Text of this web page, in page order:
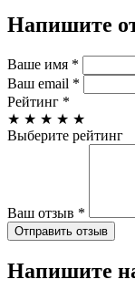
Напишите
Ваше имя *
Ваш email *
Рейтинг *
★ ★ ★ ★ ★
Выберите рейтинг
Ваш отзыв *
Отправить отзыв
Напишите